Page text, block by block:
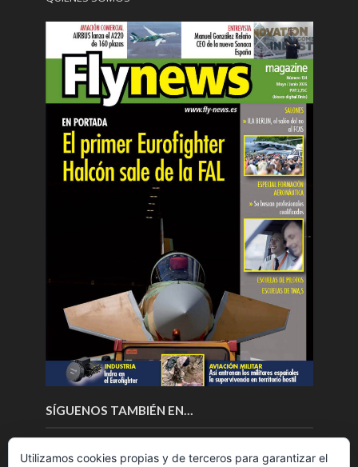
SÍGUENOS TAMBIÉN EN…
Utilizamos cookies propias y de terceros para garantizar el